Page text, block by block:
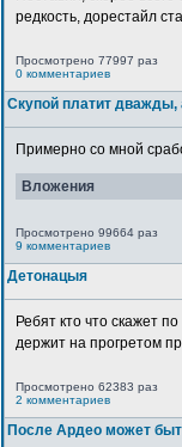
редкость, дорестайл
Просмотрено 77997 раз
0 комментариев
Скупой платит
Примерно со мной
Вложения
Просмотрено 99664 раз
9 комментариев
Детонацыя
Ребят кто что скажет
держит на прогретом
Просмотрено 62383 раз
2 комментариев
После Ардео может